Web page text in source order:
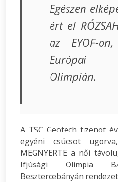
Egészen
ért el
az EYOF-
Európai
Olimpián.
A TSC Geotech tizenöt
egyéni csúcsot
MEGNYERTE a női
Ifjúsági Olimpia
Besztercebányán